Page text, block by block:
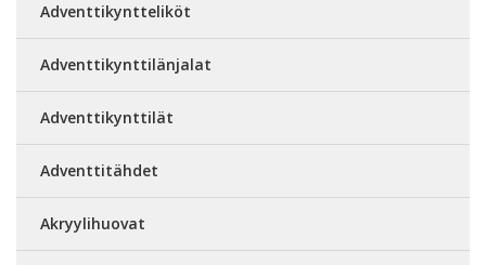
Adventtikyntteliköt
Adventtikynttilänjalat
Adventtikynttilät
Adventtitähdet
Akryylihuovat